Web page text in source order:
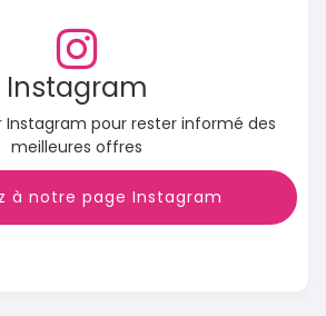
Instagram
Instagram pour rester informé des
meilleures offres
à notre page Instagram